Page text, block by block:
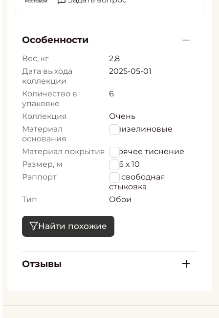
Особенности
Вес, кг
2,8
Дата выхода
коллекции
2025-05-01
Количество в
упаковке
6
Коллекция
Очень
Материал
основания
Флизелиновые
Материал покрытия горячее тиснение
Размер, м
1,06 х 10
Раппорт
64 свободная
стыковка
Тип
Обои
Найти похожие
Отзывы